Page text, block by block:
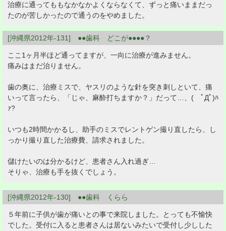
治療に通ってももなかなかよくならなくて、ずっと痛いままだっ
たのが苦しかったので通うのをやめました。
[沖縄県2012年-131] ●●歯科 どこが●●●●？
ここ1ヶ月半ほど通ってますが、一向に治療が進みません。
痛みはまだ治りません。
歯の奥に、治療ミスで、ヤスリのような針を突き刺しといて、痛
いって言ったら、「じゃ、麻酔打ちますか？」だって…、( ﾟДﾟ)ﾊ
ｧ?
いつも2時間かかるし、助手のミスでレントゲン撮り直したら、し
っかり撮り直した治療費、請求されました。
儲けたいのは分かるけど、患者さん入れ過ぎ…
そりゃ、治療も手を抜くでしょう。
[沖縄県2012年-130] ●●歯科 くらら
５年前に子供が歯が痛いとの事で来院しました。とっても不愉快
でした。受付に入ると患者さんは居ないみたいで受付し少しした